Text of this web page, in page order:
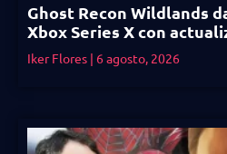
Ghost Recon Wildlands
Xbox Series X con
Iker Flores 6 agosto, 2026